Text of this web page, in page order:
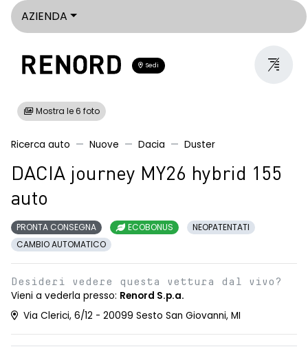
AZIENDA
Sedi
Mostra le 6 foto
Ricerca auto Nuove Dacia Duster
DACIA journey MY26 hybrid 155
auto
PRONTA CONSEGNA ECOBONUS
NEOPATENTATI
CAMBIO AUTOMATICO
Desideri vedere questa vettura dal vivo?
Vieni a vederla presso: Renord S.p.a.
Via Clerici, 6/12 - 20099 Sesto San Giovanni, MI